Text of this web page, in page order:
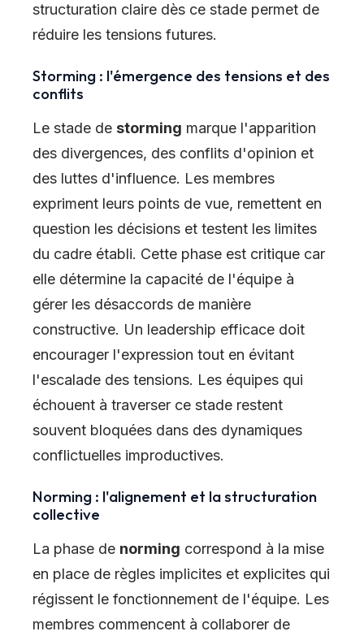
structuration claire dès ce stade permet de
réduire les tensions futures.
Storming : l'émergence des tensions et des
conflits
Le stade de storming marque l'apparition
des divergences, des conflits d'opinion et
des luttes d'influence. Les membres
expriment leurs points de vue, remettent en
question les décisions et testent les limites
du cadre établi. Cette phase est critique car
elle détermine la capacité de l'équipe à
gérer les désaccords de manière
constructive. Un leadership efficace doit
encourager l'expression tout en évitant
l'escalade des tensions. Les équipes qui
échouent à traverser ce stade restent
souvent bloquées dans des dynamiques
conflictuelles improductives.
Norming : l'alignement et la structuration
collective
La phase de norming correspond à la mise
en place de règles implicites et explicites qui
régissent le fonctionnement de l'équipe. Les
membres commencent à collaborer de